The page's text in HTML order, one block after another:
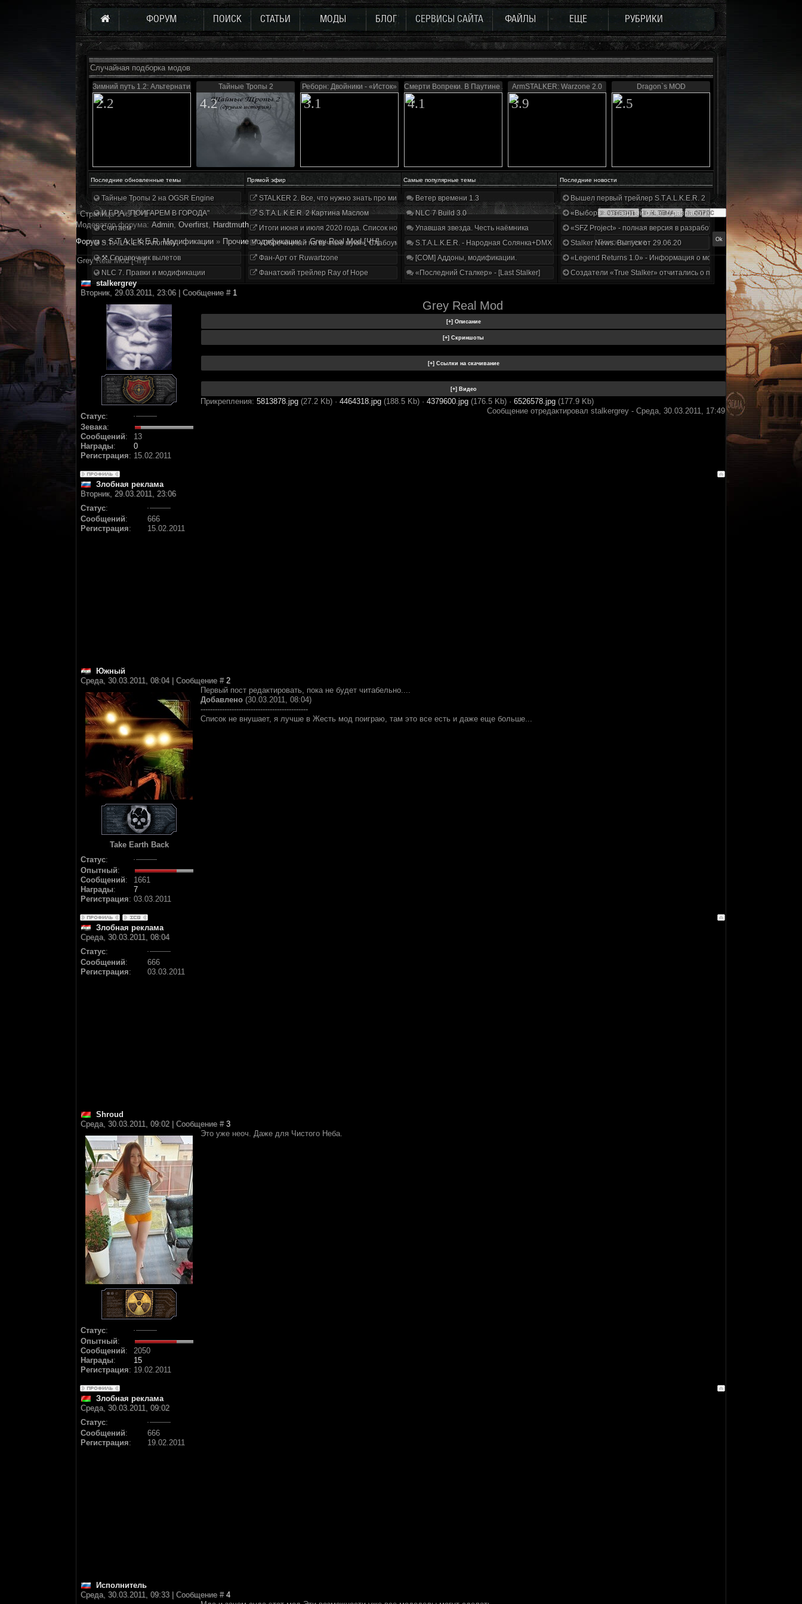
ФОРУМ ПОИСК СТАТЬИ МОДЫ БЛОГ СЕРВИСЫ САЙТА ФАЙЛЫ ЕЩЕ РУБРИКИ
Случайная подборка модов
Зимний путь 1.2: Альтернатива
2.2
Тайные Тропы 2
4.2
Реборн: Двойники - «Исток»
3.1
Смерти Вопреки. В Паутине лжи
4.1
ArmSTALKER: Warzone 2.0
3.9
Dragon`s MOD
2.5
Последние обновленные темы Прямой эфир Самые популярные темы Последние новости
Тайные Тропы 2 на OGSR Engine
И.Г.Р.А. "ПОИГАРЕМ В ГОРОДА"
Считаем
S.T.A.L.K.E.R. Anomaly
⚒ Справочник вылетов
NLC 7. Правки и модификации
STALKER 2. Все, что нужно знать про мир, геймплей и сюжет | Разбор трейлера
S.T.A.L.K.E.R. 2 Картина Маслом
Итоги июня и июля 2020 года. Список нововведений
«Обречённый на вечные муки». Слабоумие и отвага
Фан-Арт от Ruwartzone
Фанатский трейлер Ray of Hope
Ветер времени 1.3
NLC 7 Build 3.0
Упавшая звезда. Честь наёмника
S.T.A.L.K.E.R. - Народная Солянка+DMX 1.3.5.ООП.МА.К.
[COM] Аддоны, модификации.
«Последний Сталкер» - [Last Stalker]
Вышел первый трейлер S.T.A.L.K.E.R. 2
«Выбор» - четвертый отчет о разработке!
«SFZ Project» - полная версия в разработке!
Stalker News. Выпуск от 29.06.20
«Legend Returns 1.0» - Информация о моде за июнь 2020
Создатели «True Stalker» отчитались о проделанной работе
Страница1из1
1
Модератор форума: Аdmin, Overfirst, Hardtmuth
Форум » S.T.A.L.K.E.R. Модификации » Прочие модификации » Grey Real Mod [ЧН]
Grey Real Mod [ЧН]
stalkergrey
Вторник, 29.03.2011, 23:06 | Сообщение # 1
Статус:
Зевака:
Сообщений:
13
Награды:
0
Регистрация: 15.02.2011
Grey Real Mod
Прикрепления: 5813878.jpg (27.2 Kb) · 4464318.jpg (188.5 Kb) · 4379600.jpg (176.5 Kb) · 6526578.jpg (177.9 Kb)
Сообщение отредактировал stalkergrey - Среда, 30.03.2011, 17:49
Злобная реклама
Вторник, 29.03.2011, 23:06
Статус:
Сообщений:
666
Регистрация: 15.02.2011
Южный
Среда, 30.03.2011, 08:04 | Сообщение # 2
Take Earth Back
Статус:
Опытный:
Сообщений:
1661
Награды:
7
Регистрация: 03.03.2011
Первый пост редактировать, пока не будет читабельно....
Добавлено (30.03.2011, 08:04)
---------------------------------------------
Список не внушает, я лучше в Жесть мод поиграю, там это все есть и даже еще больше...
Злобная реклама
Среда, 30.03.2011, 08:04
Статус:
Сообщений:
666
Регистрация: 03.03.2011
Shroud
Среда, 30.03.2011, 09:02 | Сообщение # 3
Статус:
Опытный:
Сообщений:
2050
Награды:
15
Регистрация: 19.02.2011
Это уже неоч. Даже для Чистого Неба.
Злобная реклама
Среда, 30.03.2011, 09:02
Статус:
Сообщений:
666
Регистрация: 19.02.2011
Исполнитель
Среда, 30.03.2011, 09:33 | Сообщение # 4